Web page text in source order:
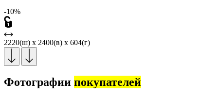
-10%
2220(ш) x 2400(в) x 604(г)
Фотографии покупателей